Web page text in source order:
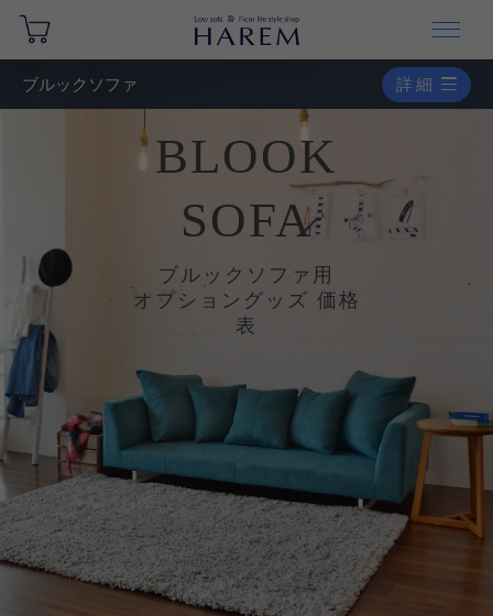
ブルックソファ 詳細
BLOOK
SOFA
ブルックソファ用
オプショングッズ 価格
表